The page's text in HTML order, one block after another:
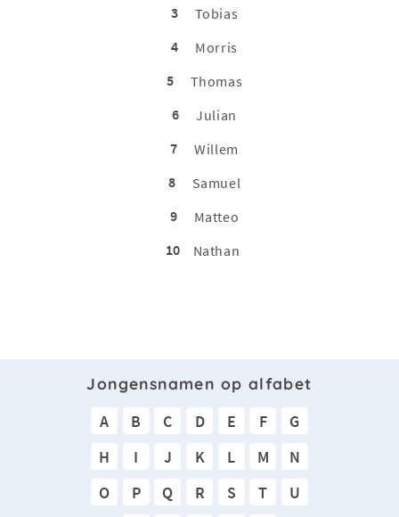
3
Tobias
4
Morris
5
Thomas
6
Julian
7
Willem
8
Samuel
9
Matteo
10
Nathan
Jongensnamen op alfabet
A B C D E F
G
H
I J K L M
N
O
P Q R S T
U